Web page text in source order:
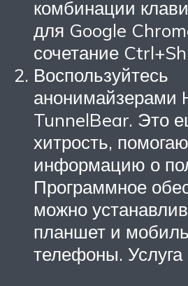
комбинации
для Google
сочетание
Воспользуйтесь
анонимайзерами
TunnelBear. Это
хитрость,
информацию о
Программное
можно
планшет и
телефоны. Услуга